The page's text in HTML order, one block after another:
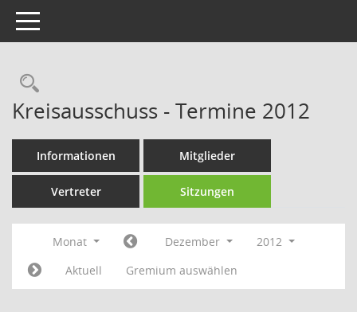
Toggle navigation
Rechercheauswahl
Kreisausschuss - Termine 2012
Informationen Mitglieder
Vertreter Sitzungen
Monat Dezember
2012
Aktuell
Gremium auswählen